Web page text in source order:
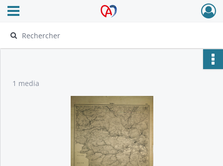
Archives Alsace - Colmar
Ouvrir le menu déroulant
1 media